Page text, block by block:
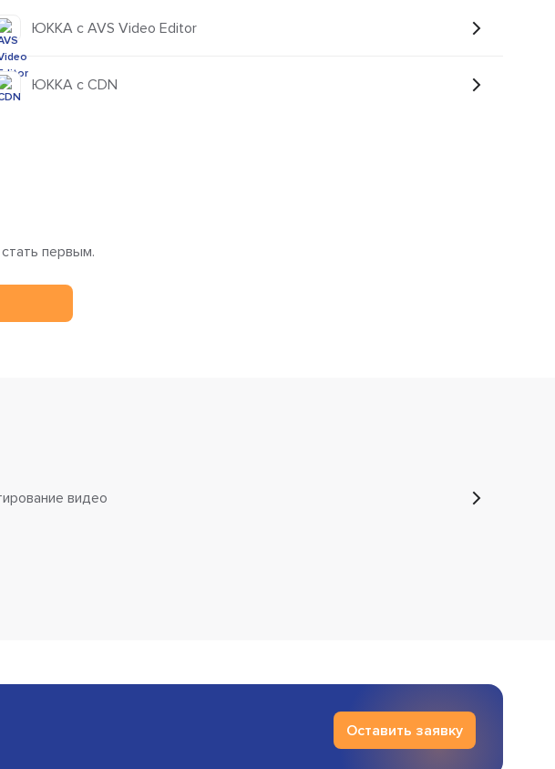
ЮККА с AVS Video Editor
ЮККА с CDN
первым.
видео
Оставить заявку